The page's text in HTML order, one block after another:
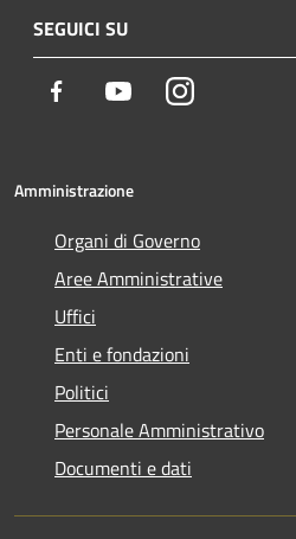
SEGUICI SU
Facebook YoutubeInstagram
Amministrazione
Organi di Governo
Aree Amministrative
Uffici
Enti e fondazioni
Politici
Personale Amministrativo
Documenti e dati